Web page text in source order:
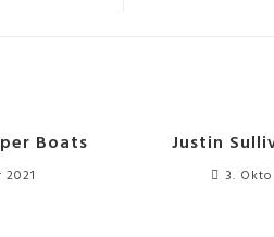
Boats Justin
3.